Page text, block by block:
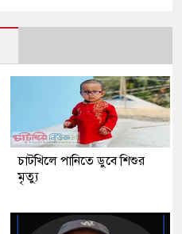
চাটখিলে পানিতে ডুবে শিশুর
মৃত্যু